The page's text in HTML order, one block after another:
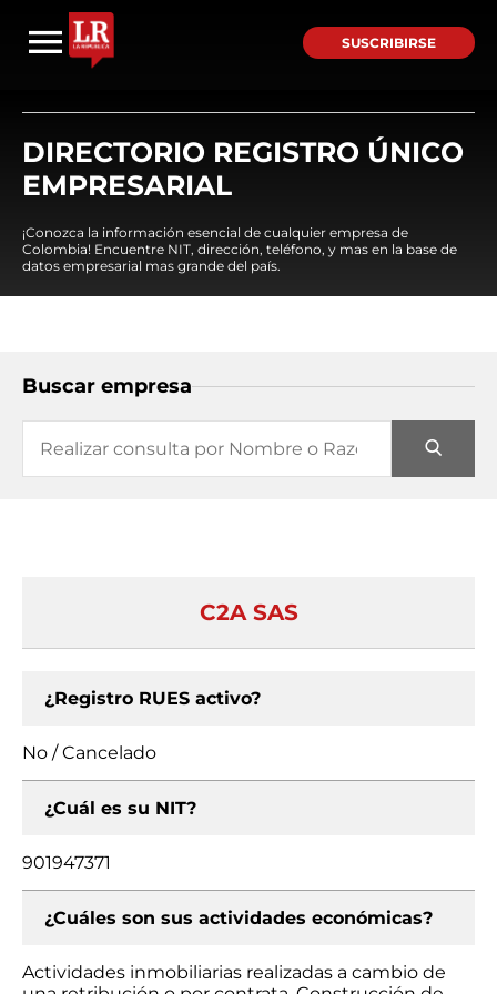
SUSCRIBIRSE
DIRECTORIO REGISTRO ÚNICO
EMPRESARIAL
¡Conozca la información esencial de cualquier empresa de
Colombia! Encuentre NIT, dirección, teléfono, y mas en la base de
datos empresarial mas grande del país.
Buscar empresa
C2A SAS
¿Registro RUES activo?
No / Cancelado
¿Cuál es su NIT?
901947371
¿Cuáles son sus actividades económicas?
Actividades inmobiliarias realizadas a cambio de